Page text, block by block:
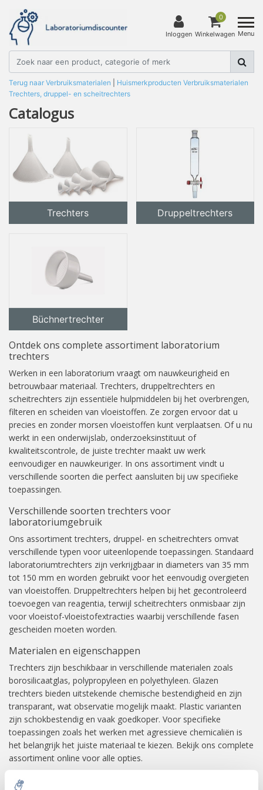
Inloggen
0
Winkelwagen Menu
Terug naar Verbruiksmaterialen Huismerkproducten Verbruiksmaterialen
Trechters, druppel- en scheitrechters
Catalogus
Trechters Druppeltrechters
Büchnertrechter
Ontdek ons complete assortiment laboratorium
trechters
Werken in een laboratorium vraagt om nauwkeurigheid en
betrouwbaar materiaal. Trechters, druppeltrechters en
scheitrechters zijn essentiële hulpmiddelen bij het overbrengen,
filteren en scheiden van vloeistoffen. Ze zorgen ervoor dat u
precies en zonder morsen vloeistoffen kunt verplaatsen. Of u nu
werkt in een onderwijslab, onderzoeksinstituut of
kwaliteitscontrole, de juiste trechter maakt uw werk
eenvoudiger en nauwkeuriger. In ons assortiment vindt u
verschillende soorten die perfect aansluiten bij uw specifieke
toepassingen.
Verschillende soorten trechters voor
laboratoriumgebruik
Ons assortiment trechters, druppel- en scheitrechters omvat
verschillende typen voor uiteenlopende toepassingen. Standaard
laboratoriumtrechters zijn verkrijgbaar in diameters van 35 mm
tot 150 mm en worden gebruikt voor het eenvoudig overgieten
van vloeistoffen. Druppeltrechters helpen bij het gecontroleerd
toevoegen van reagentia, terwijl scheitrechters onmisbaar zijn
voor vloeistof-vloeistofextracties waarbij verschillende fasen
gescheiden moeten worden.
Materialen en eigenschappen
Trechters zijn beschikbaar in verschillende materialen zoals
borosilicaatglas, polypropyleen en polyethyleen. Glazen
trechters bieden uitstekende chemische bestendigheid en zijn
transparant, wat observatie mogelijk maakt. Plastic varianten
zijn schokbestendig en vaak goedkoper. Voor specifieke
toepassingen zoals het werken met agressieve chemicaliën is
het belangrijk het juiste materiaal te kiezen. Bekijk ons complete
assortiment online voor alle opties.
Veilig werken met laboratorium trechters